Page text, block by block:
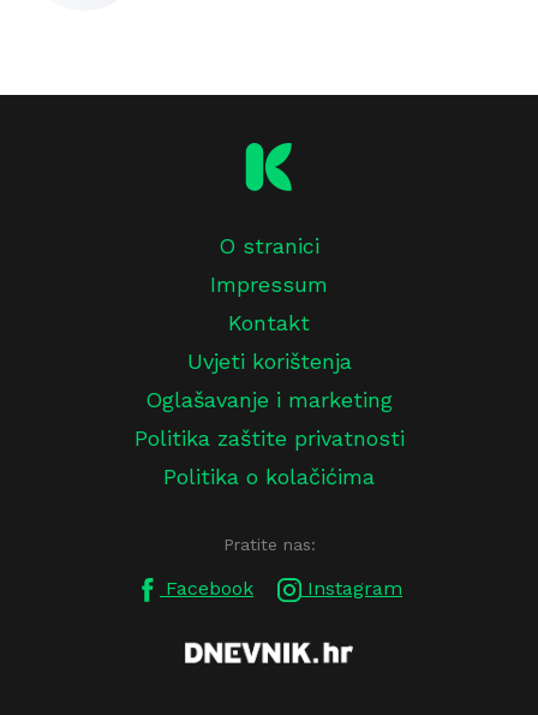
O stranici
Impressum
Kontakt
Uvjeti korištenja
Oglašavanje i marketing
Politika zaštite privatnosti
Politika o kolačićima
Pratite nas:
Facebook Instagram